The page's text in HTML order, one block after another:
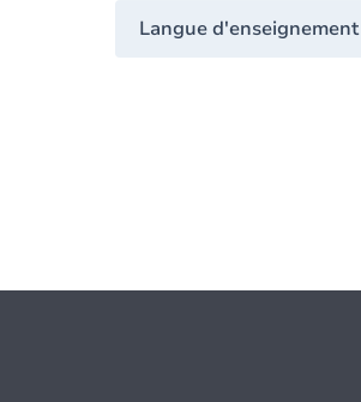
Langue d'enseignement